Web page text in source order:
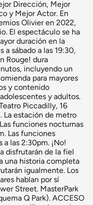
Dirección, Mejor
y Mejor Actor. En
Olivier en 2022,
El espectáculo se ha
duración en la
a sábado a las 19:30,
Rouge! dura
incluyendo un
para mayores
y contenido
y adultos.
Piccadilly, 16
La estación de metro
funciones nocturnas
Las funciones
a las 2:30pm. ¡No!
disfrutarán de la fiel
una historia completa
igualmente. Los
hablan por sí
Street. MasterPark
Q Park). ACCESO